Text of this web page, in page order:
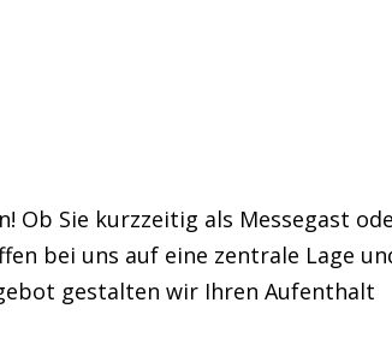
Ob Sie kurzzeitig als Messegast
bei uns auf eine zentrale Lage
gestalten wir Ihren Aufenthalt